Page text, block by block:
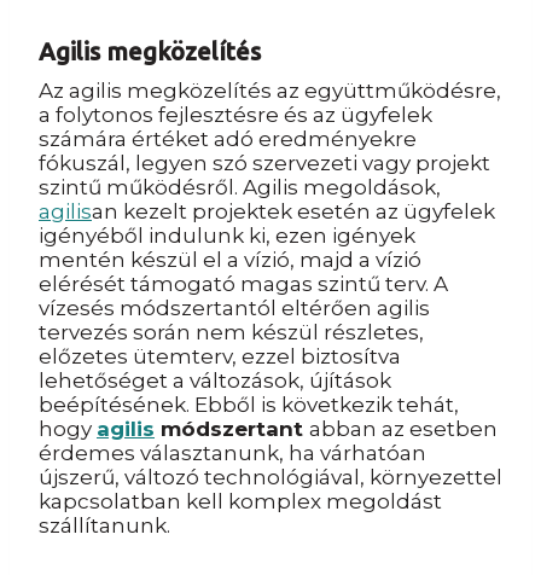
Agilis megközelítés
Az agilis megközelítés az együttműködésre,
a folytonos fejlesztésre és az ügyfelek
számára értéket adó eredményekre
fókuszál, legyen szó szervezeti vagy projekt
szintű működésről. Agilis megoldások,
agilisan kezelt projektek esetén az ügyfelek
igényéből indulunk ki, ezen igények
mentén készül el a vízió, majd a vízió
elérését támogató magas szintű terv. A
vízesés módszertantól eltérően agilis
tervezés során nem készül részletes,
előzetes ütemterv, ezzel biztosítva
lehetőséget a változások, újítások
beépítésének. Ebből is következik tehát,
hogy agilis módszertant abban az esetben
érdemes választanunk, ha várhatóan
újszerű, változó technológiával, környezettel
kapcsolatban kell komplex megoldást
szállítanunk.